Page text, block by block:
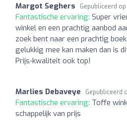
Margot Seghers Gepubliceerd op
Fantastische ervaring: Super
winkel en een prachtig aanbod
zoek bent naar een prachtig
gelukkig mee kan maken dan is
Prijs-kwaliteit ook top!
Marlies Debaveye Gepubliceerd
Fantastische ervaring: Toffe
schappelijk van prijs